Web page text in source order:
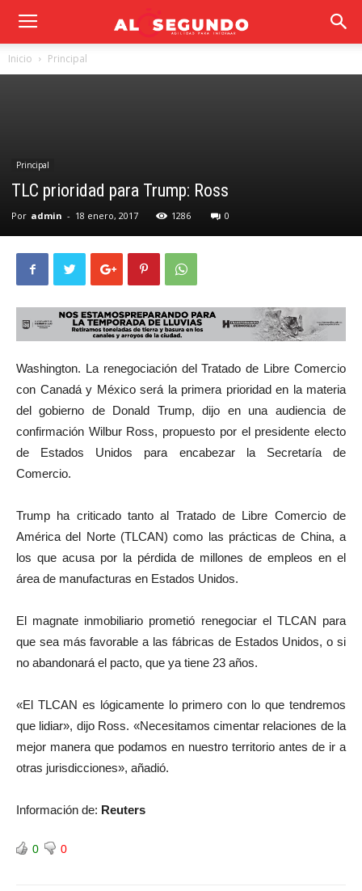
Inicio Principal
Principal
TLC prioridad para Trump: Ross
Por admin - 18 enero, 2017 1286 0
Washington. La renegociación del Tratado de Libre Comercio
con Canadá y México será la primera prioridad en la materia
del gobierno de Donald Trump, dijo en una audiencia de
confirmación Wilbur Ross, propuesto por el presidente electo
de Estados Unidos para encabezar la Secretaría de
Comercio.
Trump ha criticado tanto al Tratado de Libre Comercio de
América del Norte (TLCAN) como las prácticas de China, a
los que acusa por la pérdida de millones de empleos en el
área de manufacturas en Estados Unidos.
El magnate inmobiliario prometió renegociar el TLCAN para
que sea más favorable a las fábricas de Estados Unidos, o si
no abandonará el pacto, que ya tiene 23 años.
«El TLCAN es lógicamente lo primero con lo que tendremos
que lidiar», dijo Ross. «Necesitamos cimentar relaciones de la
mejor manera que podamos en nuestro territorio antes de ir a
otras jurisdicciones», añadió.
Información de: Reuters
0 0